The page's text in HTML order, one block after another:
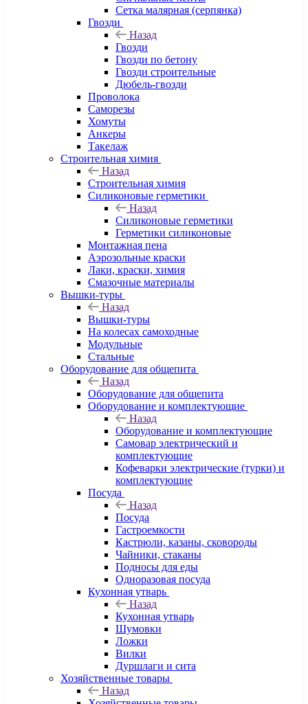
Сетка малярная (серпянка)
Гвозди
Назад
Гвозди
Гвозди по бетону
Гвозди строительные
Дюбель-гвозди
Проволока
Саморезы
Хомуты
Анкеры
Такелаж
Строительная химия
Назад
Строительная химия
Силиконовые герметики
Назад
Силиконовые герметики
Герметики силиконовые
Монтажная пена
Аэрозольные краски
Лаки, краски, химия
Смазочные материалы
Вышки-туры
Назад
Вышки-туры
На колесах самоходные
Модульные
Стальные
Оборудование для общепита
Назад
Оборудование для общепита
Оборудование и комплектующие
Назад
Оборудование и комплектующие
Самовар электрический и
комплектующие
Кофеварки электрические (турки) и
комплектующие
Посуда
Назад
Посуда
Гастроемкости
Кастрюли, казаны, сковороды
Чайники, стаканы
Подносы для еды
Одноразовая посуда
Кухонная утварь
Назад
Кухонная утварь
Шумовки
Ложки
Вилки
Дуршлаги и сита
Хозяйственные товары
Назад